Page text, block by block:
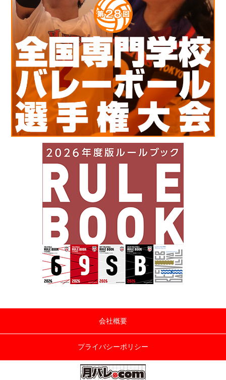
会社概要
プライバシーポリシー